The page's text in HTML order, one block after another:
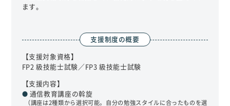
ます。
支援制度の概要
【支援対象資格】
FP2 級技能士試験／FP3 級技能士試験
【支援内容】
● 通信教育講座の斡旋
（講座は2種類から選択可能。自分の勉強スタイルに合ったものを選